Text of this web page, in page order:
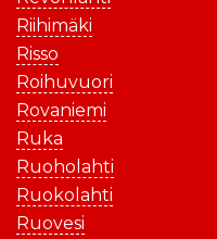
Riihimäki
Risso
Roihuvuori
Rovaniemi
Ruka
Ruoholahti
Ruokolahti
Ruovesi